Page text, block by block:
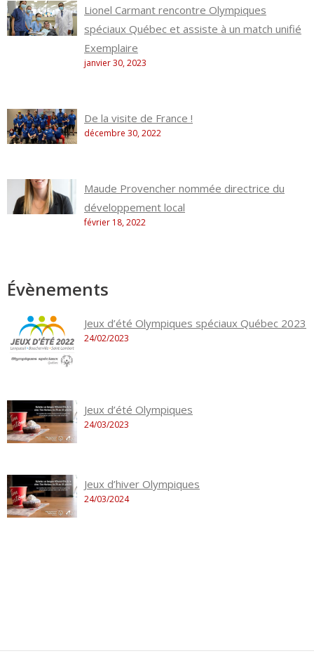
Lionel Carmant rencontre Olympiques
spéciaux Québec et assiste à un match unifié
Exemplaire
janvier 30, 2023
De la visite de France !
décembre 30, 2022
Maude Provencher nommée directrice du
développement local
février 18, 2022
Évènements
Jeux d’été Olympiques spéciaux Québec 2023
24/02/2023
Jeux d’été Olympiques
24/03/2023
Jeux d’hiver Olympiques
24/03/2024